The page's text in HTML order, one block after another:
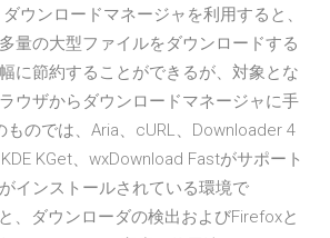
ウンロードマネージャを利用すると、
量の大型ファイルをダウンロードする
に節約することができるが、対象とな
ウザからダウンロードマネージャに手
ものでは、Aria、cURL、Downloader 4
KGet、wxDownload Fastがサポート
インストールされている環境で
、ダウンローダの検出およびFirefoxと